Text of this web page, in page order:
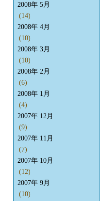
2008年 5月
(14)
2008年 4月
(10)
2008年 3月
(10)
2008年 2月
(6)
2008年 1月
(4)
2007年 12月
(9)
2007年 11月
(7)
2007年 10月
(12)
2007年 9月
(10)